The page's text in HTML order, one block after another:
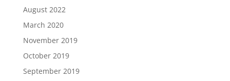
August 2022
March 2020
November 2019
October 2019
September 2019